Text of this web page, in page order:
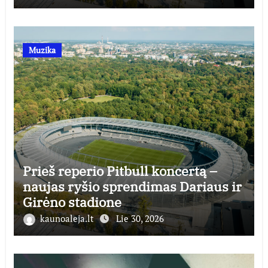
Muzika
Prieš reperio Pitbull koncertą –
naujas ryšio sprendimas Dariaus ir
Girėno stadione
kaunoaleja.lt Lie 30, 2026